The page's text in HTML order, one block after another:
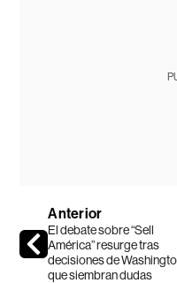
Anterior
El debate sobre “Sell
América” resurge tras
decisiones de
que siembran dudas